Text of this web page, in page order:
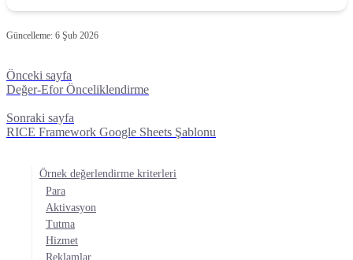
Güncelleme: 6 Şub 2026
Önceki sayfa
Değer-Efor Önceliklendirme
Sonraki sayfa
RICE Framework Google Sheets Şablonu
Örnek değerlendirme kriterleri
Para
Aktivasyon
Tutma
Hizmet
Reklamlar